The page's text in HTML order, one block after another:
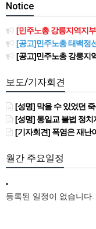
Notice
[민주노총 강릉지역지부]민주
[공고]민주노총 태백정선
[공고]민주노총 강릉지역
보도/기자회견
[성명] 막을 수 있었던 죽음, HL만도가 책임
[성명] 통일교 불법 정치
[기자회견] 폭염은 재난이다! 폭염으로부
월간 주요일정
등록된 일정이 없습니다.